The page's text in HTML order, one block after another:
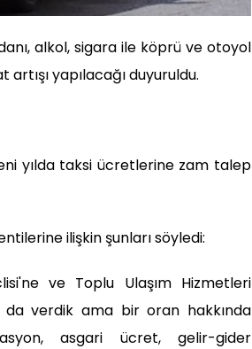
alkol, sigara ile köprü ve otoyol
yapılacağı duyuruldu.
yılda taksi ücretlerine zam talep
ilişkin şunları söyledi:
ve Toplu Ulaşım Hizmetleri
da verdik ama bir oran hakkında
asgari ücret, gelir-gider